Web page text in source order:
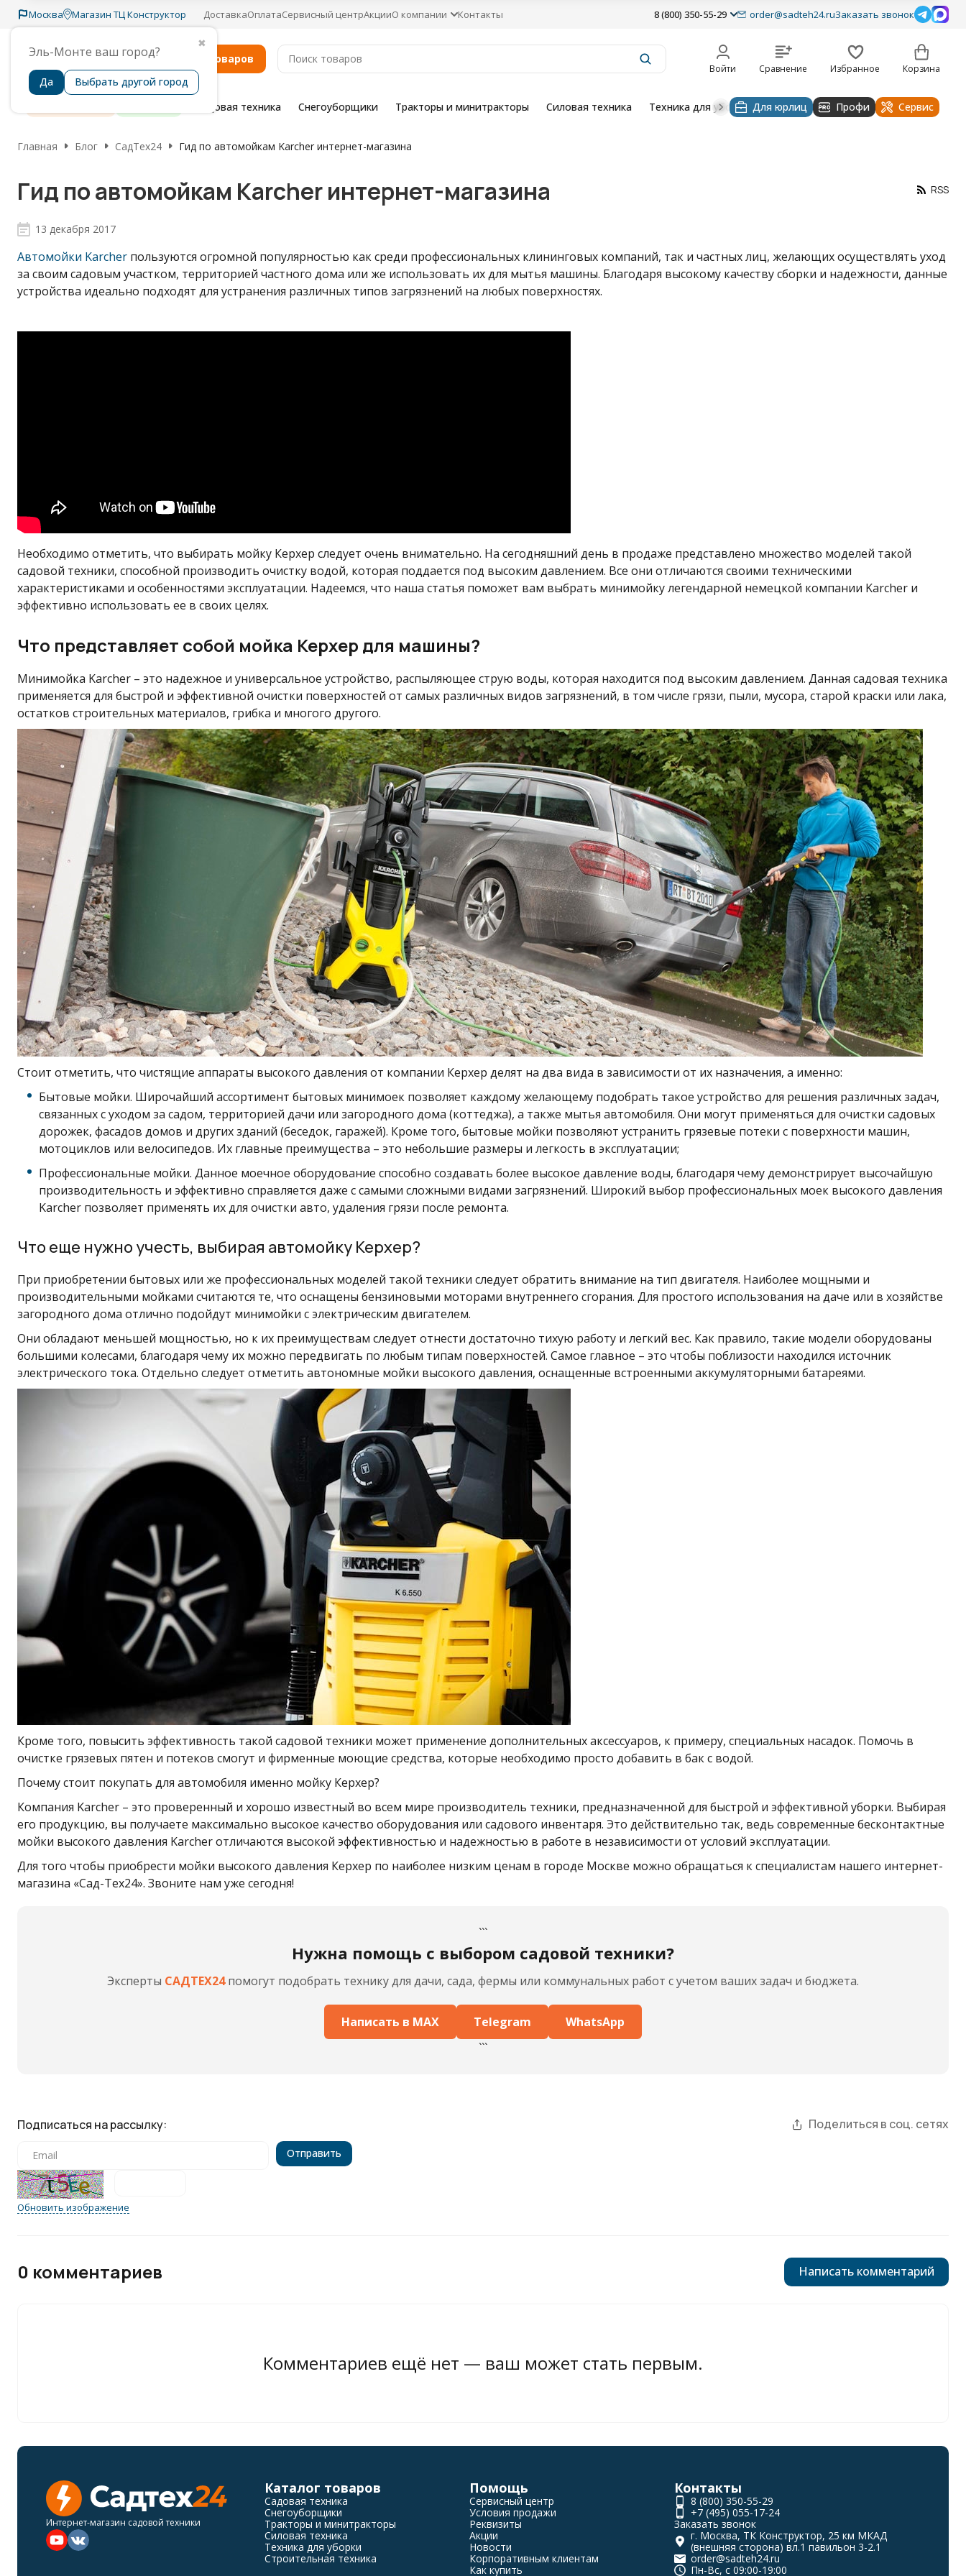
Москва
✖
Эль-Монте ваш город?
Да Выбрать другой город
Магазин ТЦ Конструктор ДоставкаОплатаСервисный центрАкцииО компании Контакты 8 (800) 350-55-29 order@sadteh24.ruЗаказать звонок
Каталог товаров
Войти Сравнение Избранное Корзина
Садовая техника Снегоуборщики Тракторы и минитракторы Силовая техника Техника для уборки Строительная техника
Для юрлиц Профи Сервис
Главная Блог СадТех24 Гид по автомойкам Karcher интернет-магазина
Гид по автомойкам Karcher интернет-магазина RSS
13 декабря 2017
Автомойки Karcher пользуются огромной популярностью как среди профессиональных клининговых компаний, так и частных лиц, желающих осуществлять уход
за своим садовым участком, территорией частного дома или же использовать их для мытья машины. Благодаря высокому качеству сборки и надежности, данные
устройства идеально подходят для устранения различных типов загрязнений на любых поверхностях.
Необходимо отметить, что выбирать мойку Керхер следует очень внимательно. На сегодняшний день в продаже представлено множество моделей такой
садовой техники, способной производить очистку водой, которая поддается под высоким давлением. Все они отличаются своими техническими
характеристиками и особенностями эксплуатации. Надеемся, что наша статья поможет вам выбрать минимойку легендарной немецкой компании Karcher и
эффективно использовать ее в своих целях.
Что представляет собой мойка Керхер для машины?
Минимойка Karcher – это надежное и универсальное устройство, распыляющее струю воды, которая находится под высоким давлением. Данная садовая техника
применяется для быстрой и эффективной очистки поверхностей от самых различных видов загрязнений, в том числе грязи, пыли, мусора, старой краски или лака,
остатков строительных материалов, грибка и многого другого.
Стоит отметить, что чистящие аппараты высокого давления от компании Керхер делят на два вида в зависимости от их назначения, а именно:
Бытовые мойки. Широчайший ассортимент бытовых минимоек позволяет каждому желающему подобрать такое устройство для решения различных задач,
связанных с уходом за садом, территорией дачи или загородного дома (коттеджа), а также мытья автомобиля. Они могут применяться для очистки садовых
дорожек, фасадов домов и других зданий (беседок, гаражей). Кроме того, бытовые мойки позволяют устранить грязевые потеки с поверхности машин,
мотоциклов или велосипедов. Их главные преимущества – это небольшие размеры и легкость в эксплуатации;
Профессиональные мойки. Данное моечное оборудование способно создавать более высокое давление воды, благодаря чему демонстрирует высочайшую
производительность и эффективно справляется даже с самыми сложными видами загрязнений. Широкий выбор профессиональных моек высокого давления
Karcher позволяет применять их для очистки авто, удаления грязи после ремонта.
Что еще нужно учесть, выбирая автомойку Керхер?
При приобретении бытовых или же профессиональных моделей такой техники следует обратить внимание на тип двигателя. Наиболее мощными и
производительными мойками считаются те, что оснащены бензиновыми моторами внутреннего сгорания. Для простого использования на даче или в хозяйстве
загородного дома отлично подойдут минимойки с электрическим двигателем.
Они обладают меньшей мощностью, но к их преимуществам следует отнести достаточно тихую работу и легкий вес. Как правило, такие модели оборудованы
большими колесами, благодаря чему их можно передвигать по любым типам поверхностей. Самое главное – это чтобы поблизости находился источник
электрического тока. Отдельно следует отметить автономные мойки высокого давления, оснащенные встроенными аккумуляторными батареями.
Кроме того, повысить эффективность такой садовой техники может применение дополнительных аксессуаров, к примеру, специальных насадок. Помочь в
очистке грязевых пятен и потеков смогут и фирменные моющие средства, которые необходимо просто добавить в бак с водой.
Почему стоит покупать для автомобиля именно мойку Керхер?
Компания Karcher – это проверенный и хорошо известный во всем мире производитель техники, предназначенной для быстрой и эффективной уборки. Выбирая
его продукцию, вы получаете максимально высокое качество оборудования или садового инвентаря. Это действительно так, ведь современные бесконтактные
мойки высокого давления Karcher отличаются высокой эффективностью и надежностью в работе в независимости от условий эксплуатации.
Для того чтобы приобрести мойки высокого давления Керхер по наиболее низким ценам в городе Москве можно обращаться к специалистам нашего интернет-
магазина «Сад-Тех24». Звоните нам уже сегодня!
```
Нужна помощь с выбором садовой техники?
Эксперты САДТЕХ24помогут подобрать технику для дачи, сада, фермы или коммунальных работ с учетом ваших задач и бюджета.
Написать в MAX Telegram
WhatsApp
```
Подписаться на рассылку:
Обновить изображение
Поделиться в соц. сетях
0 комментариев Написать комментарий
Комментариев ещё нет — ваш может стать первым.
Интернет-магазин садовой техники
Каталог товаров
Садовая техника
Снегоуборщики
Тракторы и минитракторы
Силовая техника
Техника для уборки
Строительная техника
Помощь
Сервисный центр
Условия продажи
Реквизиты
Акции
Новости
Корпоративным клиентам
Как купить
Контакты
8 (800) 350-55-29
+7 (495) 055-17-24
Заказать звонок
г. Москва, ТК Конструктор, 25 км МКАД
(внешняя сторона) вл.1 павильон 3-2.1
order@sadteh24.ru
Пн-Вс, с 09:00-19:00